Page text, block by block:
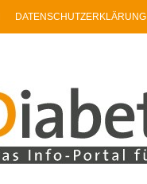
DATENSCHUTZERKLÄRUNG